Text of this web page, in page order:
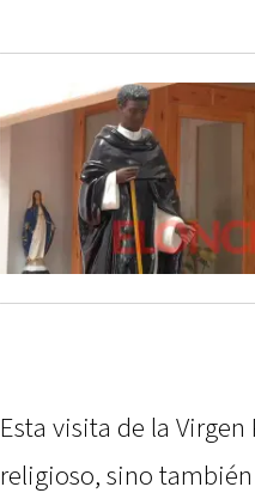
Esta visita de la
religioso, sino